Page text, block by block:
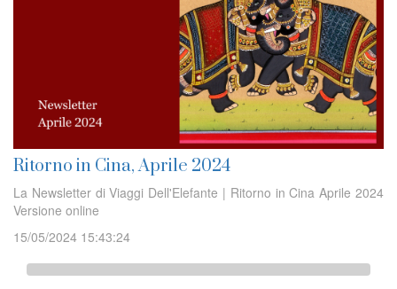
Ritorno in Cina, Aprile 2024
La Newsletter di Viaggi Dell'Elefante | Ritorno in Cina Aprile 2024
Versione online
15/05/2024 15:43:24